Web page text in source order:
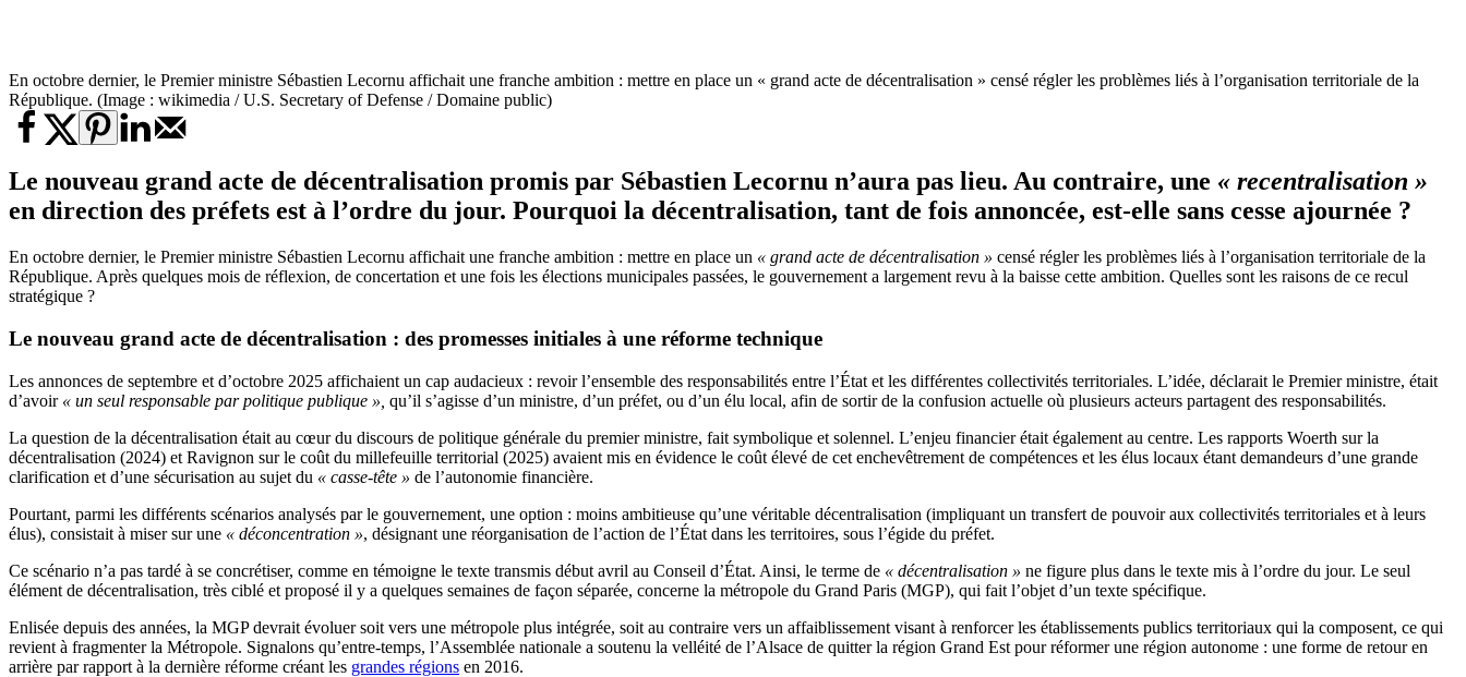
En octobre dernier, le Premier ministre Sébastien Lecornu affichait une franche ambition : mettre en place un « grand acte de décentralisation » censé régler les problèmes liés à l’organisation territoriale de la
République. (Image : wikimedia / U.S. Secretary of Defense / Domaine public)
Le nouveau grand acte de décentralisation promis par Sébastien Lecornu n’aura pas lieu. Au contraire, une « recentralisation »
en direction des préfets est à l’ordre du jour. Pourquoi la décentralisation, tant de fois annoncée, est-elle sans cesse ajournée ?
En octobre dernier, le Premier ministre Sébastien Lecornu affichait une franche ambition : mettre en place un « grand acte de décentralisation » censé régler les problèmes liés à l’organisation territoriale de la
République. Après quelques mois de réflexion, de concertation et une fois les élections municipales passées, le gouvernement a largement revu à la baisse cette ambition. Quelles sont les raisons de ce recul
stratégique ?
Le nouveau grand acte de décentralisation : des promesses initiales à une réforme technique
Les annonces de septembre et d’octobre 2025 affichaient un cap audacieux : revoir l’ensemble des responsabilités entre l’État et les différentes collectivités territoriales. L’idée, déclarait le Premier ministre, était
d’avoir « un seul responsable par politique publique », qu’il s’agisse d’un ministre, d’un préfet, ou d’un élu local, afin de sortir de la confusion actuelle où plusieurs acteurs partagent des responsabilités.
La question de la décentralisation était au cœur du discours de politique générale du premier ministre, fait symbolique et solennel. L’enjeu financier était également au centre. Les rapports Woerth sur la
décentralisation (2024) et Ravignon sur le coût du millefeuille territorial (2025) avaient mis en évidence le coût élevé de cet enchevêtrement de compétences et les élus locaux étant demandeurs d’une grande
clarification et d’une sécurisation au sujet du « casse-tête » de l’autonomie financière.
Pourtant, parmi les différents scénarios analysés par le gouvernement, une option : moins ambitieuse qu’une véritable décentralisation (impliquant un transfert de pouvoir aux collectivités territoriales et à leurs
élus), consistait à miser sur une « déconcentration », désignant une réorganisation de l’action de l’État dans les territoires, sous l’égide du préfet.
Ce scénario n’a pas tardé à se concrétiser, comme en témoigne le texte transmis début avril au Conseil d’État. Ainsi, le terme de « décentralisation » ne figure plus dans le texte mis à l’ordre du jour. Le seul
élément de décentralisation, très ciblé et proposé il y a quelques semaines de façon séparée, concerne la métropole du Grand Paris (MGP), qui fait l’objet d’un texte spécifique.
Enlisée depuis des années, la MGP devrait évoluer soit vers une métropole plus intégrée, soit au contraire vers un affaiblissement visant à renforcer les établissements publics territoriaux qui la composent, ce qui
revient à fragmenter la Métropole. Signalons qu’entre-temps, l’Assemblée nationale a soutenu la velléité de l’Alsace de quitter la région Grand Est pour réformer une région autonome : une forme de retour en
arrière par rapport à la dernière réforme créant les grandes régions en 2016.